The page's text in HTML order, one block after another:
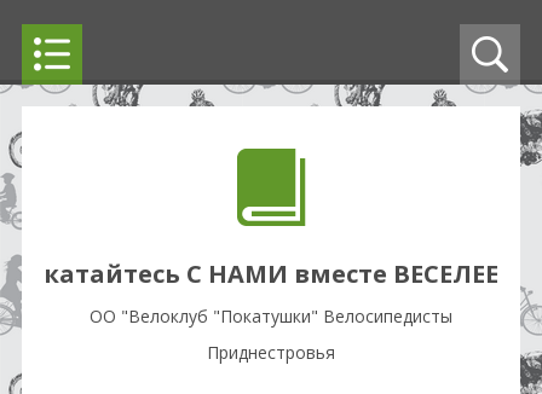
катайтесь С НАМИ вместе ВЕСЕЛЕЕ
OO "Велоклуб "Покатушки" Велосипедисты
Приднестровья